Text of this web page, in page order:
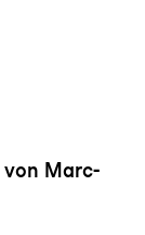
von Marc-